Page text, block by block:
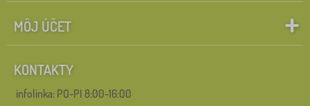
MÔJ ÚČET
KONTAKTY
infolinka: PO-PI 8:00-16:00